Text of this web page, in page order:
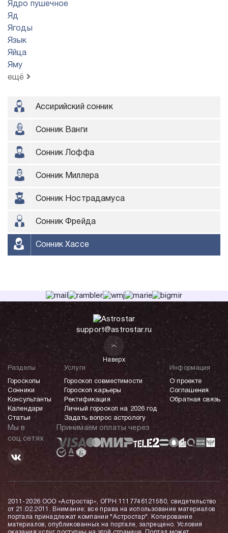
Ядро пyшeчнoe
Яд
Ягоды
Язык
Яйца
Яму
ещё
Ассирийский сонник
Сонник Ванги
Сонник Лоффа
Сонник Миллера
Сонник Нострадамуса
Сонник Фрейда
Сонник Хассе
support@astrostar.ru
Наверх
Разделы
Гороскопы
Сонники
Консультанты
Календари
Статьи
Услуги
Гороскоп совместимости
Гороскоп карьеры
Ректификация
Личный гороскоп на 2026 год
Задать вопрос астрологу
Информация
О проекте
Соглашения
Обратная связь
Мы в
соц.сетях
Принимаем оплаты через
2011-2026 ООО «Астростар», ОГРН 1117746121580, свидетельство
от 21.02.2011. Внимание: все права на использование материалов
портала принадлежат компании "Астростар". Копирование
материалов, опубликованных на портале, запрещено. Условия